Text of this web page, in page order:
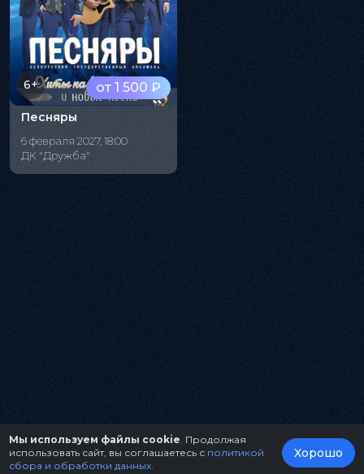
от 1 500 ₽
6+
Песняры
6 февраля 2027, 18:00
ДК "Дружба"
Мы используем файлы cookie . Продолжая
использовать сайт, вы соглашаетесь с политикой
сбора и обработки данных
Хорошо